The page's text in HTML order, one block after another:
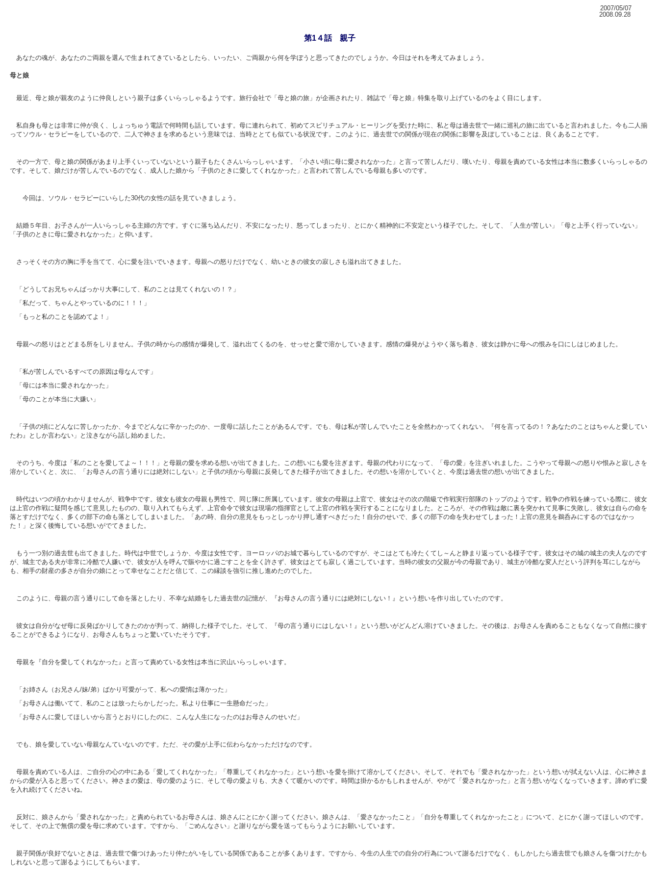
2007/05/07
2008.09.28
第1４話 親子
あなたの魂が、あなたのご両親を選んで生まれてきているとしたら、いったい、ご両親から何を学ぼうと思ってきたのでしょうか。今日はそれを考えてみましょう。
母と娘
最近、母と娘が親友のように仲良しという親子は多くいらっしゃるようです。旅行会社で「母と娘の旅」が企画されたり、雑誌で「母と娘」特集を取り上げているのをよく目にします。
私自身も母とは非常に仲が良く、しょっちゅう電話で何時間も話しています。母に連れられて、初めてスピリチュアル・ヒーリングを受けた時に、私と母は過去世で一緒に巡礼の旅に出ていると言われました。今も二人揃
ってソウル・セラピーをしているので、二人で神さまを求めるという意味では、当時ととても似ている状況です。このように、過去世での関係が現在の関係に影響を及ぼしていることは、良くあることです。
その一方で、母と娘の関係があまり上手くいっていないという親子もたくさんいらっしゃいます。「小さい頃に母に愛されなかった」と言って苦しんだり、嘆いたり、母親を責めている女性は本当に数多くいらっしゃるの
です。そして、娘だけが苦しんでいるのでなく、成人した娘から「子供のときに愛してくれなかった」と言われて苦しんでいる母親も多いのです。
今回は、ソウル・セラピーにいらした30代の女性の話を見ていきましょう。
結婚５年目、お子さんが一人いらっしゃる主婦の方です。すぐに落ち込んだり、不安になったり、怒ってしまったり、とにかく精神的に不安定という様子でした。そして、「人生が苦しい」「母と上手く行っていない」
「子供のときに母に愛されなかった」と仰います。
さっそくその方の胸に手を当てて、心に愛を注いでいきます。母親への怒りだけでなく、幼いときの彼女の寂しさも溢れ出てきました。
「どうしてお兄ちゃんばっかり大事にして、私のことは見てくれないの！？」
「私だって、ちゃんとやっているのに！！！」
「もっと私のことを認めてよ！」
母親への怒りはとどまる所をしりません。子供の時からの感情が爆発して、溢れ出てくるのを、せっせと愛で溶かしていきます。感情の爆発がようやく落ち着き、彼女は静かに母への恨みを口にしはじめました。
「私が苦しんでいるすべての原因は母なんです」
「母には本当に愛されなかった」
「母のことが本当に大嫌い」
「子供の頃にどんなに苦しかったか、今までどんなに辛かったのか、一度母に話したことがあるんです。でも、母は私が苦しんでいたことを全然わかってくれない。『何を言ってるの！？あなたのことはちゃんと愛してい
たわ』としか言わない」と泣きながら話し始めました。
そのうち、今度は「私のことを愛してよ～！！！」と母親の愛を求める想いが出てきました。この想いにも愛を注ぎます。母親の代わりになって、「母の愛」を注ぎいれました。こうやって母親への怒りや恨みと寂しさを
溶かしていくと、次に、「お母さんの言う通りには絶対にしない」と子供の頃から母親に反発してきた様子が出てきました。その想いを溶かしていくと、今度は過去世の想いが出てきました。
時代はいつの頃かわかりませんが、戦争中です。彼女も彼女の母親も男性で、同じ隊に所属しています。彼女の母親は上官で、彼女はその次の階級で作戦実行部隊のトップのようです。戦争の作戦を練っている際に、彼女
は上官の作戦に疑問を感じて意見したものの、取り入れてもらえず、上官命令で彼女は現場の指揮官として上官の作戦を実行することになりました。ところが、その作戦は敵に裏を突かれて見事に失敗し、彼女は自らの命を
落とすだけでなく、多くの部下の命も落としてしまいました。「あの時、自分の意見をもっとしっかり押し通すべきだった！自分のせいで、多くの部下の命を失わせてしまった！上官の意見を鵜呑みにするのではなかっ
た！」と深く後悔している想いがでてきました。
もう一つ別の過去世も出てきました。時代は中世でしょうか、今度は女性です。ヨーロッパのお城で暮らしているのですが、そこはとても冷たくてし～んと静まり返っている様子です。彼女はその城の城主の夫人なのです
が、城主である夫が非常に冷酷で人嫌いで、彼女が人を呼んで賑やかに過ごすことを全く許さず、彼女はとても寂しく過ごしています。当時の彼女の父親が今の母親であり、城主が冷酷な変人だという評判を耳にしながら
も、相手の財産の多さが自分の娘にとって幸せなことだと信じて、この縁談を強引に推し進めたのでした。
このように、母親の言う通りにして命を落としたり、不幸な結婚をした過去世の記憶が、『お母さんの言う通りには絶対にしない！』という想いを作り出していたのです。
彼女は自分がなぜ母に反発ばかりしてきたのかが判って、納得した様子でした。そして、『母の言う通りにはしない！』という想いがどんどん溶けていきました。その後は、お母さんを責めることもなくなって自然に接す
ることができるようになり、お母さんもちょっと驚いていたそうです。
母親を『自分を愛してくれなかった』と言って責めている女性は本当に沢山いらっしゃいます。
「お姉さん（お兄さん/妹/弟）ばかり可愛がって、私への愛情は薄かった」
「お母さんは働いてて、私のことは放ったらかしだった。私より仕事に一生懸命だった」
「お母さんに愛してほしいから言うとおりにしたのに、こんな人生になったのはお母さんのせいだ」
でも、娘を愛していない母親なんていないのです。ただ、その愛が上手に伝わらなかっただけなのです。
母親を責めている人は、ご自分の心の中にある「愛してくれなかった」「尊重してくれなかった」という想いを愛を掛けて溶かしてください。そして、それでも「愛されなかった」という想いが拭えない人は、心に神さま
からの愛が入ると思ってください。神さまの愛は、母の愛のように、そして母の愛よりも、大きくて暖かいのです。時間は掛かるかもしれませんが、やがて「愛されなかった」と言う想いがなくなっていきます。諦めずに愛
を入れ続けてくださいね。
反対に、娘さんから「愛されなかった」と責められているお母さんは、娘さんにとにかく謝ってください。娘さんは、「愛さなかったこと」「自分を尊重してくれなかったこと」について、とにかく謝ってほしいのです。
そして、その上で無償の愛を母に求めています。ですから、「ごめんなさい」と謝りながら愛を送ってもらうようにお願いしています。
親子関係が良好でないときは、過去世で傷つけあったり仲たがいをしている関係であることが多くあります。ですから、今生の人生での自分の行為について謝るだけでなく、もしかしたら過去世でも娘さんを傷つけたかも
しれないと思って謝るようにしてもらいます。